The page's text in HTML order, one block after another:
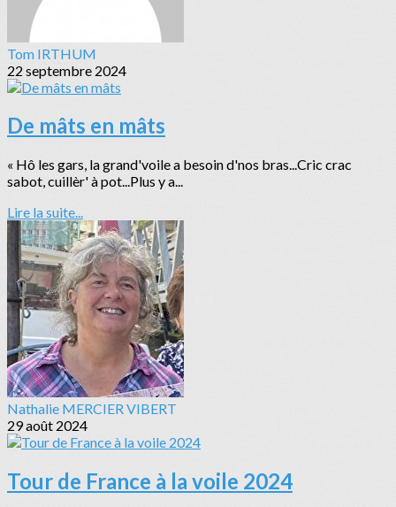
Tom IRTHUM
22 septembre 2024
De mâts en mâts
« Hô les gars, la grand'voile a besoin d'nos bras...Cric crac
sabot, cuillèr' à pot...Plus y a...
Lire la suite...
Nathalie MERCIER VIBERT
29 août 2024
Tour de France à la voile 2024